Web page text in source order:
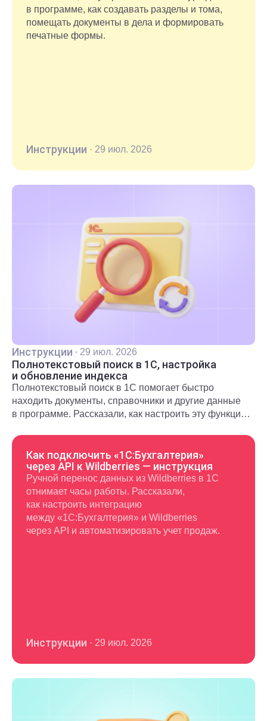
в программе, как создавать разделы и тома,
помещать документы в дела и формировать
печатные формы.
Инструкции · 29 июл. 2026
Инструкции · 29 июл. 2026
Полнотекстовый поиск в 1С, настройка
и обновление индекса
Полнотекстовый поиск в 1С помогает быстро
находить документы, справочники и другие данные
в программе. Рассказали, как настроить эту функцию
Как подключить «1С:Бухгалтерия»
через API к Wildberries — инструкция
Ручной перенос данных из Wildberries в 1С
отнимает часы работы. Рассказали,
как настроить интеграцию
между «1С:Бухгалтерия» и Wildberries
через API и автоматизировать учет продаж.
Инструкции · 29 июл. 2026